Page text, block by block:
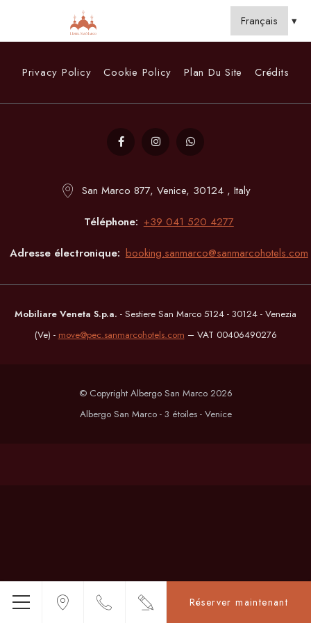
Menu
Réserver maintenant
Privacy Policy Cookie Policy Plan Du Site Crédits
San Marco 877, Venice, 30124 , Italy
Téléphone +39 041 520 4277
Adresse électronique booking.sanmarco@sanmarcohotels.com
Mobiliare Veneta S.p.a. - Sestiere San Marco 5124 - 30124 - Venezia
(Ve) - move@pec.sanmarcohotels.com – VAT 00406490276
© Copyright Albergo San Marco 2026
Albergo San Marco - 3 étoiles - Venice